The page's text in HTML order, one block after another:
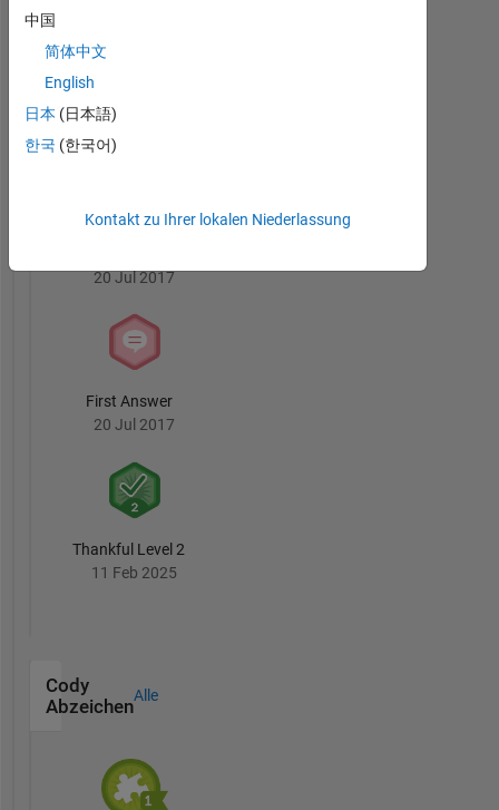
Knowledgeable Level 2
20 Jul 2017
First Answer
20 Jul 2017
Thankful Level 2
11 Feb 2025
Cody
Abzeichen
Alle
中国
简体中文
English
日本 (日本語)
한국 (한국어)
Kontakt zu Ihrer lokalen Niederlassung